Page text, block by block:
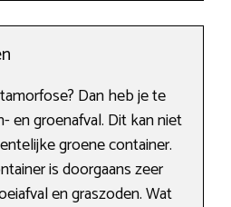
Dan heb je te
en groenafval. Dit kan niet
groene container.
is doorgaans zeer
en graszoden. Wat